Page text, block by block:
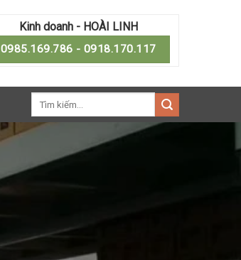
Kinh doanh - HOÀI LINH
0985.169.786 - 0918.170.117